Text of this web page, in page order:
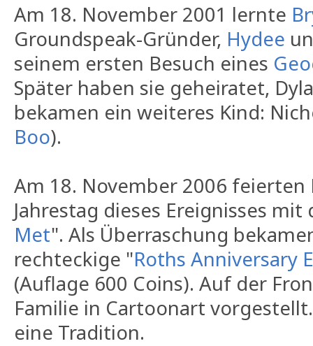
Am 18. November 2001 lernte
Groundspeak-Gründer, Hydee
seinem ersten Besuch eines
Später haben sie geheiratet,
bekamen ein weiteres Kind:
Boo).
Am 18. November 2006 feierten
Jahrestag dieses Ereignisses mit
Met". Als Überraschung
rechteckige "Roths Anniversary
(Auflage 600 Coins). Auf der
Familie in Cartoonart
eine Tradition.